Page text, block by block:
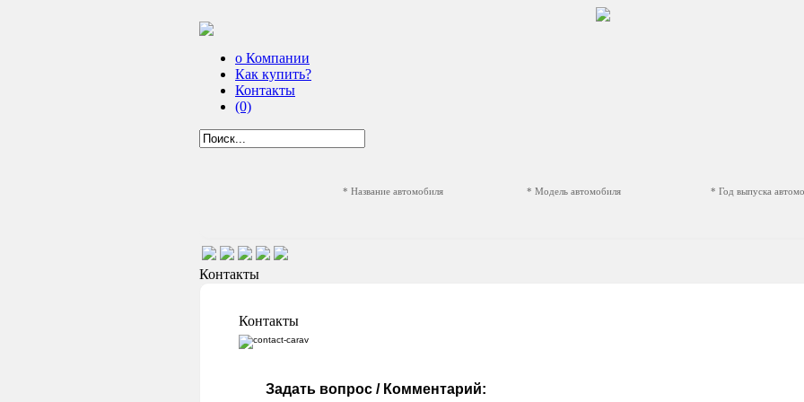
о Компании
Как купить?
Контакты
(0)
* Название автомобиля * Модель автомобиля * Год выпуска
Контакты
Контакты
Задать вопрос / Комментарий: